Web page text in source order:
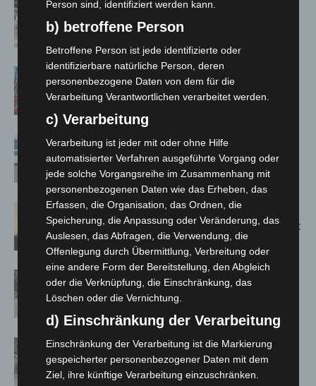
Kunst trifft Weingenuss: Barbara-
Susann Mehring zeigt ihre Werke im
A2: Zweite Turbobaustelle startet
zwischen Hannover-West und
Bothfeld
Niedersachsen: Feuerwehrkräfte
kehren nach Waldbrandeinsatz aus
Spanien zurück
Hannover: Erste Tigermücken-
Population in Niedersachsen entdeckt
Brand im „Haus der Begegnung“ in
Neuwarmbüchen schnell eingedämmt
Region Hannover: 21 neue
Notfallsanitäter starten beim Roten
Kreuz
Person sind, identifiziert werden kann.
b) betroffene Person
Betroffene Person ist jede identifizierte oder
identifizierbare natürliche Person, deren
personenbezogene Daten von dem für die
Verarbeitung Verantwortlichen verarbeitet werden.
c) Verarbeitung
Verarbeitung ist jeder mit oder ohne Hilfe
automatisierter Verfahren ausgeführte Vorgang oder
jede solche Vorgangsreihe im Zusammenhang mit
personenbezogenen Daten wie das Erheben, das
Erfassen, die Organisation, das Ordnen, die
Speicherung, die Anpassung oder Veränderung, das
Auslesen, das Abfragen, die Verwendung, die
Offenlegung durch Übermittlung, Verbreitung oder
eine andere Form der Bereitstellung, den Abgleich
oder die Verknüpfung, die Einschränkung, das
Löschen oder die Vernichtung.
d) Einschränkung der Verarbeitung
Einschränkung der Verarbeitung ist die Markierung
gespeicherter personenbezogener Daten mit dem
Ziel, ihre künftige Verarbeitung einzuschränken.